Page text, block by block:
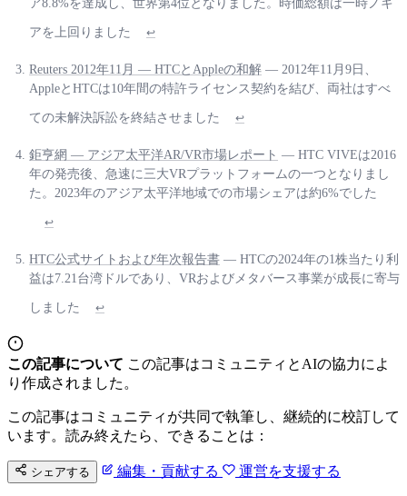
ア8.8%を達成し、世界第4位となりました。時価総額は一時ノキ
アを上回りました ↩
Reuters 2012年11月 — HTCとAppleの和解 — 2012年11月9日、
AppleとHTCは10年間の特許ライセンス契約を結び、両社はすべ
ての未解決訴訟を終結させました ↩
鉅亨網 — アジア太平洋AR/VR市場レポート — HTC VIVEは2016
年の発売後、急速に三大VRプラットフォームの一つとなりまし
た。2023年のアジア太平洋地域での市場シェアは約6%でした
↩
HTC公式サイトおよび年次報告書 — HTCの2024年の1株当たり利
益は7.21台湾ドルであり、VRおよびメタバース事業が成長に寄与
しました ↩
この記事について この記事はコミュニティとAIの協力によ
り作成されました。
この記事はコミュニティが共同で執筆し、継続的に校訂して
います。読み終えたら、できることは：
シェアする 編集・貢献する 運営を支援する